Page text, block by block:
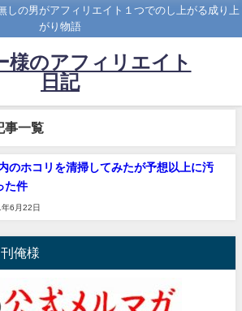
しの男がアフィリエイト１つでのし上がる成り上
がり物語
様のアフィリエイト
日記
事一覧
のホコリを清掃してみたが予想以上に汚
た件
6月22日
俺様